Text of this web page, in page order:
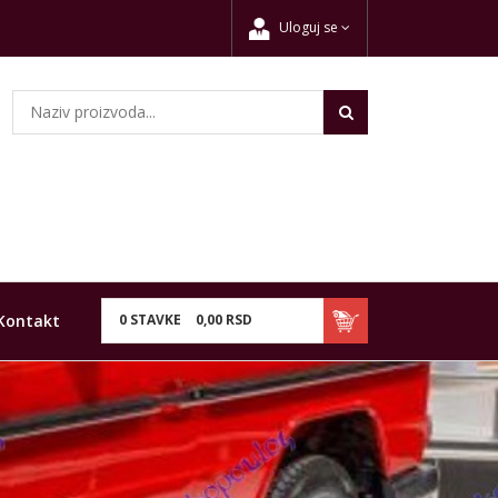
Uloguj se
0 STAVKE 0,00 RSD